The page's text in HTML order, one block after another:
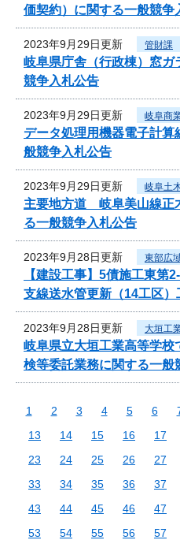
価契約）に関する一般競争
2023年9月29日更新 管財課
岐阜県庁舎（行政棟）窓
競争入札公告
2023年9月29日更新 岐阜商
データ処理用機器電子計
般競争入札公告
2023年9月29日更新 岐阜土
主要地方道 岐阜美山線正
る一般競争入札公告
2023年9月28日更新 東部広
【建設工事】5債施工東
支線送水管更新（14工区）
2023年9月28日更新 大垣工
岐阜県立大垣工業高等学校
検等委託業務に関する一般
1 2 3 4 5 6
13
14 15 16 17
23
24 25 26 27
33
34 35 36 37
43
44 45 46 47
53
54 55 56 57